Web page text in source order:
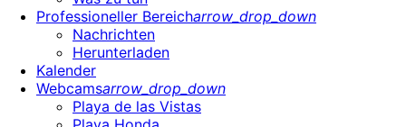
Professioneller Bereicharrow_drop_down
Nachrichten
Herunterladen
Kalender
Webcamsarrow_drop_down
Playa de las Vistas